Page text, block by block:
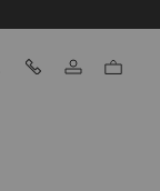
Nous contacter